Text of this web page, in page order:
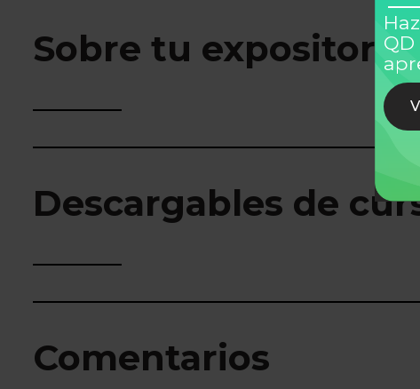
Sobre tu expositor
Descargables de
Comentarios